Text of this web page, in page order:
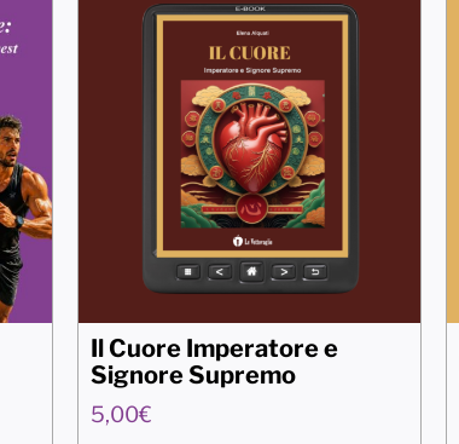
Il Cuore Imperatore e
Signore Supremo
5,00€